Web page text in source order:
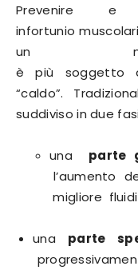
Prevenire
infortunio
un
è più soggetto
“caldo”.
suddiviso in due
una parte
l’aumento
migliore
una parte